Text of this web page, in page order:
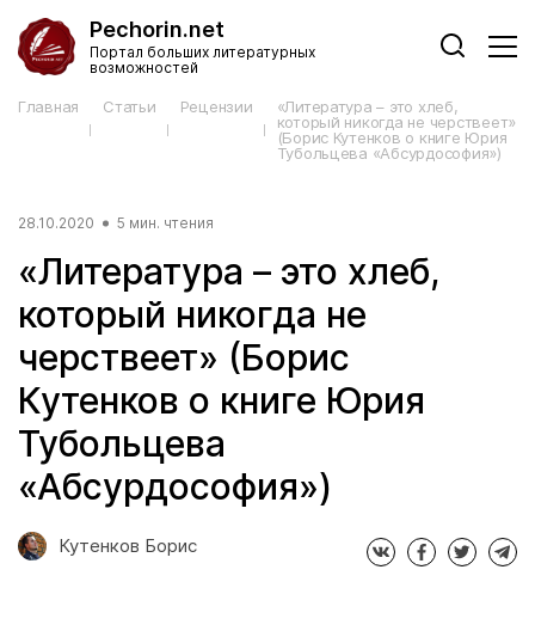
Pechorin.net
Портал больших литературных
возможностей
Главная Статьи Рецензии
«Литература – это хлеб,
который никогда не черствеет»
(Борис Кутенков о книге Юрия
Тубольцева «Абсурдософия»)
«Литература – это хлеб,
который никогда не
черствеет» (Борис
Кутенков о книге Юрия
Тубольцева
«Абсурдософия»)
28.10.2020 5 мин. чтения
Кутенков Борис